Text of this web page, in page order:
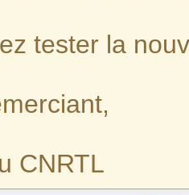
tester la
CNRTL